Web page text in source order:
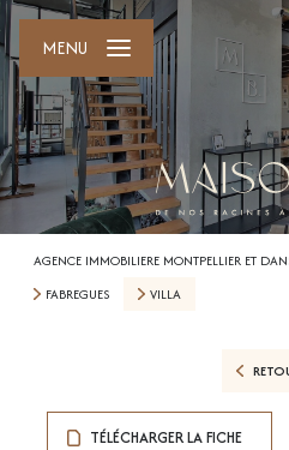
MENU
AGENCE IMMOBILIERE MONTPELLIER ET
FABREGUES
VILLA
TÉLÉCHARGER LA FICHE